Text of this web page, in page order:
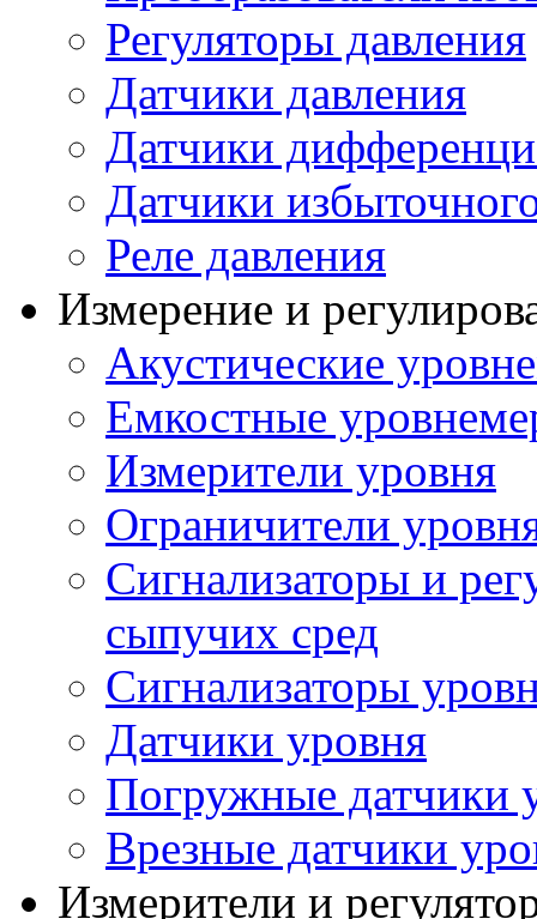
Регуляторы давления
Датчики давления
Датчики
Датчики
Реле давления
Измерение и
Акустические
Емкостные
Измерители уровня
Ограничители
Сигнализаторы и
сыпучих сред
Сигнализаторы
Датчики уровня
Погружные датчики
Врезные датчики
Измерители и